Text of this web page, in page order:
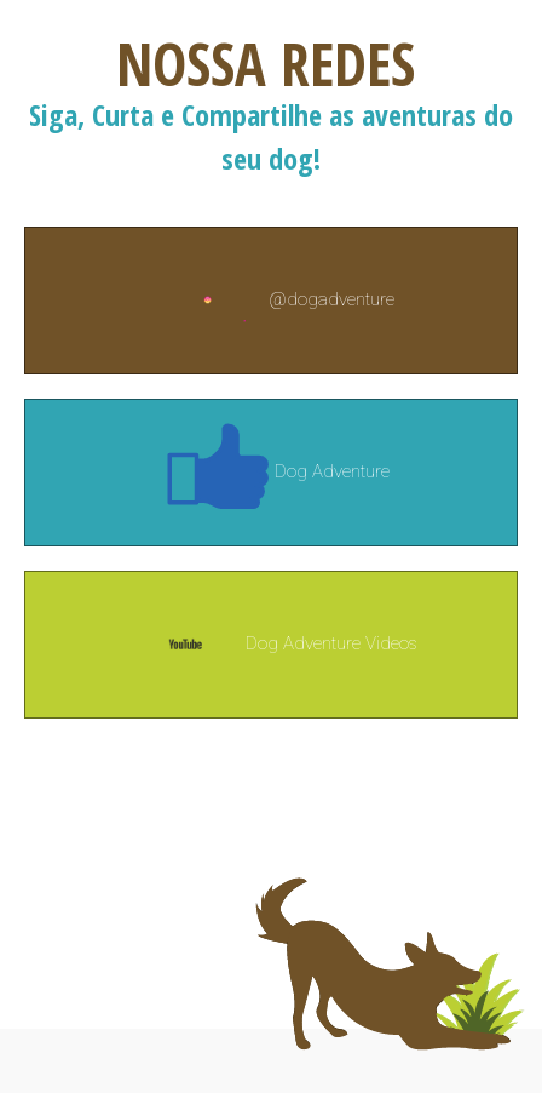
NOSSA REDES
Siga, Curta e Compartilhe as aventuras do
seu dog!
@dogadventure
Dog Adventure
Dog Adventure Videos